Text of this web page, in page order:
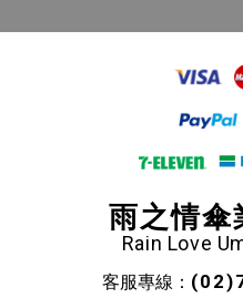
雨之情傘
Rain Love
客服專線：